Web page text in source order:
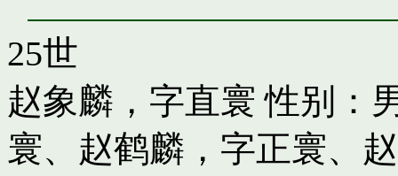
25世
赵象麟，字直寰 性别：
寰、 赵鹤麟，字正寰、